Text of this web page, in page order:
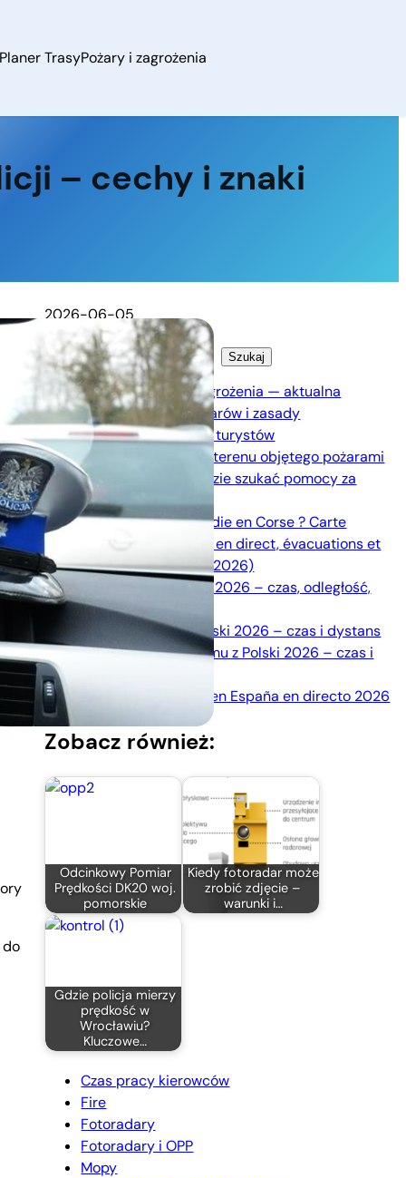
Planer TrasyPożary i zagrożenia
– cechy i znaki
do
2026-06-05
Szukaj
Szukaj
Majorka pożary i zagrożenia — aktualna
sytuacja, mapa pożarów i zasady
bezpieczeństwa dla turystów
Zasady ewakuacji z terenu objętego pożarami
— jak reagować i gdzie szukać pomocy za
granicą?
Où se trouve l’incendie en Corse ? Carte
interactive des feux en direct, évacuations et
informations utiles (2026)
Trasa do Trójmiasta 2026 – czas, odległość,
korki, OPP
Trasa do Venlo z Polski 2026 – czas i dystans
Trasa do Amsterdamu z Polski 2026 – czas i
Mapa de incendios en España en directo 2026
Zobacz również:
Odcinkowy Pomiar
Prędkości DK20 woj.
pomorskie
Kiedy fotoradar może
zrobić zdjęcie –
warunki i…
Gdzie policja mierzy
prędkość w
Wrocławiu?
Kluczowe…
Czas pracy kierowców
Fire
Fotoradary
Fotoradary i OPP
Mopy